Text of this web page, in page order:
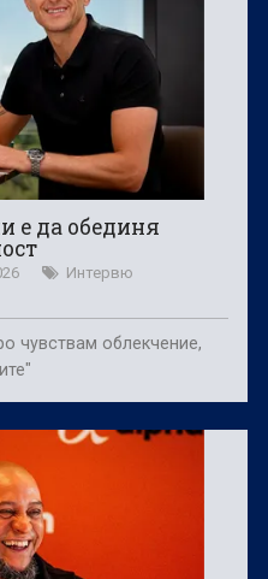
е да обединя
Интервю
чувствам облекчение,